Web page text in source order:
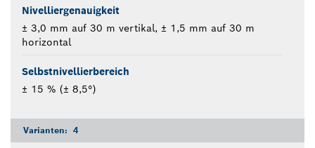
Nivelliergenauigkeit
± 3,0 mm auf 30 m vertikal, ± 1,5 mm auf 30 m
horizontal
Selbstnivellierbereich
± 15 % (± 8,5°)
Varianten: 4